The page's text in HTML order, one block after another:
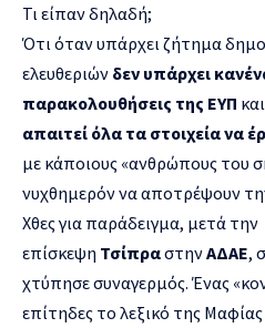
Τι είπαν δηλαδή;
Ότι όταν υπάρχει ζήτημα
ελευθεριών δεν υπάρχει
παρακολουθήσεις της ΕΥΠ
απαιτεί όλα τα στοιχεία να
με κάποιους «ανθρώπους του
νυχθημερόν να αποτρέψουν
Χθες για παράδειγμα, μετά την
επίσκεψη ΤσίπραστηνΑΔΑΕ,
χτύπησε συναγερμός. Ένας
επίτηδες το λεξικό της